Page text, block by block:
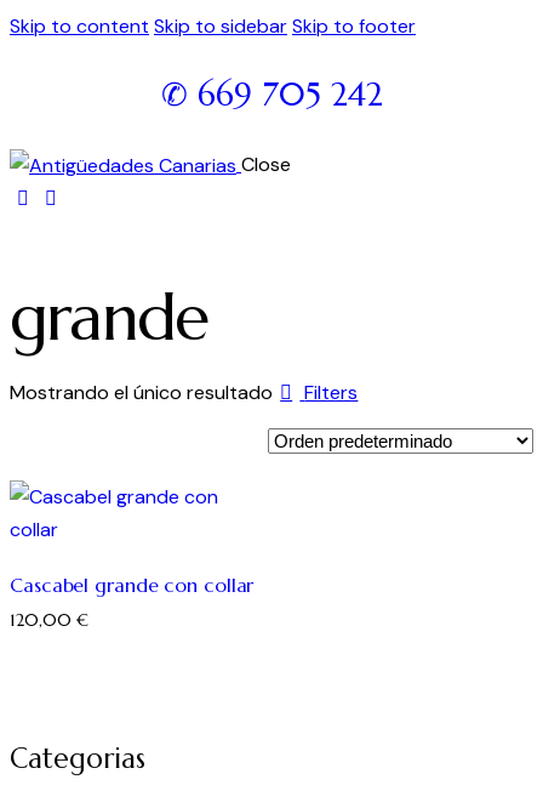
Skip to content Skip to sidebarSkip to footer
✆ 669 705 242
Close
grande
Mostrando el único resultado Filters
Cascabel grande con collar
120,00 €
Categorias